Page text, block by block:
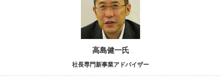
高島健一氏
社長専門新事業アドバイザー